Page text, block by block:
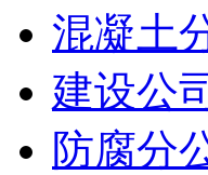
混凝土
建设公
防腐分